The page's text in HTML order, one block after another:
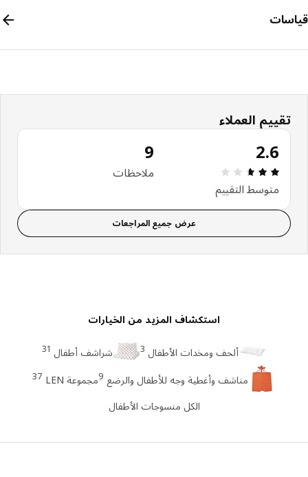
تقييم العملاء
2.6
مراجعة التقييم: 2.6 من 5 نجوم إجمالي المراجعات: 9
متوسط التقييم
ملاحظات
عرض جميع المراجعات
استكشاف المزيد من الخيارات
ألحف ومخدات الأطفال 3 شراشف أطفال 31
مناشف وأغطية وجه للأطفال والرضع مجموعة LEN 37
الكل منسوجات الأطفال